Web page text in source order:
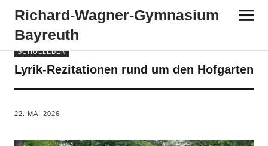
Richard-​​Wagner-​​Gymnasium
Bayreuth
SCHULLEBEN
Lyrik-Rezitationen rund um den Hofgarten
22. MAI 2026